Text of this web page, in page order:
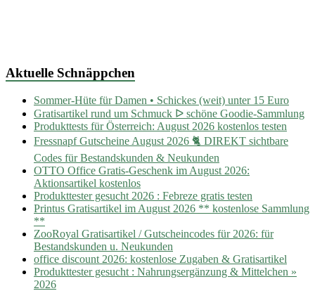
Aktuelle Schnäppchen
Sommer-Hüte für Damen • Schickes (weit) unter 15 Euro
Gratisartikel rund um Schmuck ᐅ schöne Goodie-Sammlung
Produkttests für Österreich: August 2026 kostenlos testen
Fressnapf Gutscheine August 2026 🐈 DIREKT sichtbare
Codes für Bestandskunden & Neukunden
OTTO Office Gratis-Geschenk im August 2026:
Aktionsartikel kostenlos
Produkttester gesucht 2026 : Febreze gratis testen
Printus Gratisartikel im August 2026 ** kostenlose Sammlung
**
ZooRoyal Gratisartikel / Gutscheincodes für 2026: für
Bestandskunden u. Neukunden
office discount 2026: kostenlose Zugaben & Gratisartikel
Produkttester gesucht : Nahrungsergänzung & Mittelchen »
2026